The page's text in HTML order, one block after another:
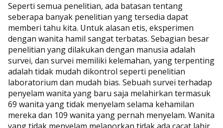
Seperti semua penelitian, ada batasan tentang
seberapa banyak penelitian yang tersedia dapat
memberi tahu kita. Untuk alasan etis, eksperimen
dengan wanita hamil sangat terbatas. Sebagian besar
penelitian yang dilakukan dengan manusia adalah
survei, dan survei memiliki kelemahan, yang terpenting
adalah tidak mudah dikontrol seperti penelitian
laboratorium dan mudah bias. Sebuah survei terhadap
penyelam wanita yang baru saja melahirkan termasuk
69 wanita yang tidak menyelam selama kehamilan
mereka dan 109 wanita yang pernah menyelam. Wanita